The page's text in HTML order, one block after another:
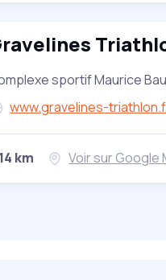
sportif Maurice
www.gravelines-
km Voir sur Google